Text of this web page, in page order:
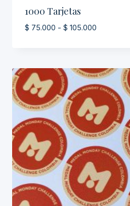
1000 Tarjetas
$ 75.000 - $ 105.000Rango
$ 75.000
hasta
$ 105.000